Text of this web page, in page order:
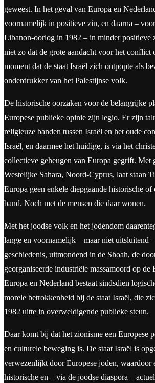
geweest. In het geval van Europa en
voornamelijk in positieve zin, en daarna –
Libanon-oorlog in 1982 – in minder positieve
niet zo dat de grote aandacht voor het conflict
moment dat de staat Israël zich ontpopte als
onderdrukker van het Palestijnse volk.
De historische oorzaken voor de belangrijke
Europese publieke opinie zijn legio. Er zijn
religieuze banden tussen Israël en het oude
Israël, en daarmee het huidige, is via het
collectieve geheugen van Europa gegrift. Met
Westelijke Sahara, Noord-Cyprus, laat staan
Europa geen enkele diepgaande historische
band. Noch met de mensen die daar wonen.
Met het joodse volk en het jodendom
lange en voornamelijk – maar niet uitsluitend
geschiedenis, uitmondend in de Shoah, de
georganiseerde industriële massamoord op de
Europa en Nederland bestaat sindsdien
morele betrokkenheid bij de staat Israël, die
1982 uitte in overweldigende publieke steun.
Daar komt bij dat het zionisme een Europese
en culturele beweging is. De staat Israël is
verwezenlijkt door Europese joden, waardoor
historische en – via de joodse diaspora –